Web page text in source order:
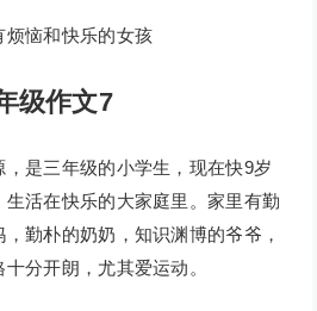
恼和快乐的女孩
级作文7
是三年级的小学生，现在快9岁
活在快乐的大家庭里。家里有勤
勤朴的奶奶，知识渊博的爷爷，
分开朗，尤其爱运动。